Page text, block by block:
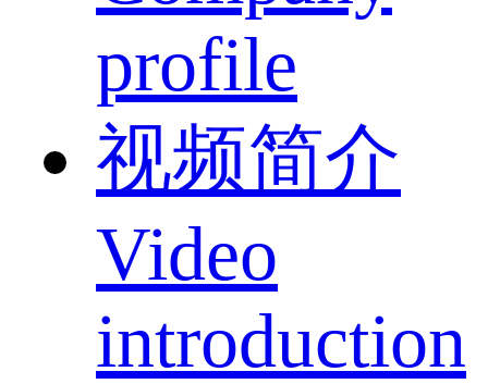
profile
视频简介
Video
introduction